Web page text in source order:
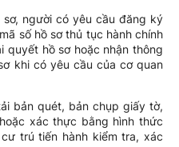
người có yêu cầu đăng ký
số hồ sơ thủ tục hành chính
quyết hồ sơ hoặc nhận thông
khi có yêu cầu của cơ quan
bản quét, bản chụp giấy tờ,
xác thực bằng hình thức
trú tiến hành kiểm tra, xác